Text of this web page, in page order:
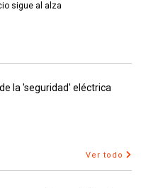
sigue al alza
la 'seguridad' eléctrica
Ver todo